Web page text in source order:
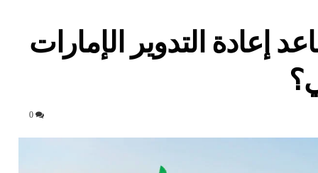
إعادة التدوير الإمارات
0